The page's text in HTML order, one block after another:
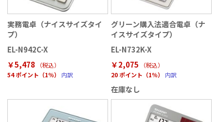
実務電卓（ナイスサイズタイ
プ）
EL-N942C-X
￥5,478
（税込）
54 ポイント（1％）
内訳
グリーン購入法適合電卓（ナ
イスサイズタイプ）
EL-N732K-X
￥2,075
（税込）
20 ポイント（1％）
内訳
在庫なし